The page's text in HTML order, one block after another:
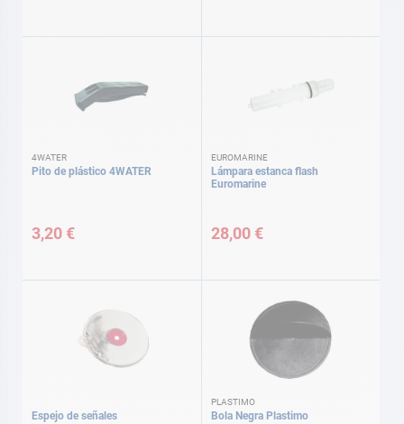
4WATER
Pito de plástico 4WATER
3,20 €
EUROMARINE
Lámpara estanca flash
Euromarine
28,00 €
Espejo de señales
PLASTIMO
Bola Negra Plastimo